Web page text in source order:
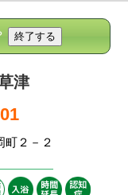
津
町２－２